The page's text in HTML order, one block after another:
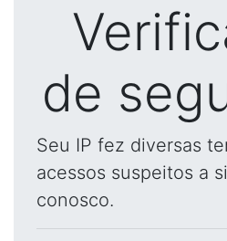
de
Seu IP fez diversas
acessos suspeitos a
conosco.